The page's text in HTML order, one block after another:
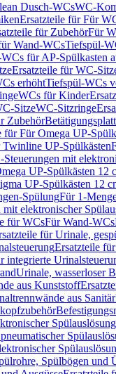
Dusch-WCsWC-
Ersatzteile für Für
für ZubehörFür
Wand-WCsTiefspül-
für AP-Spülkasten
Ersatzteile für WC-
erhöhtTiefspül-WCs
WCs für Kinder
SitzeWC-Sitzringe
Zubehör
für Für Omega UP-
UP-Spülkästen
mit
UP-Spülkästen 12
UP-Spülkästen 12
SpülungFür 1-
elektronischer
für WCsFür Wand-WCs
für Urinale,
Ersatzteile
integrierte
Urinale, wasserloser
aus Kunststoff
aus
Spülbögen und